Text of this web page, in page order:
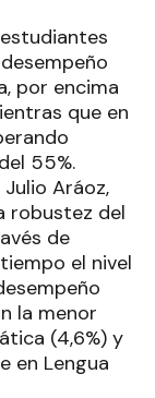
por encima
que en
55%.
Aráoz,
robustez del
de
el nivel
la menor
(4,6%) y
en Lengua